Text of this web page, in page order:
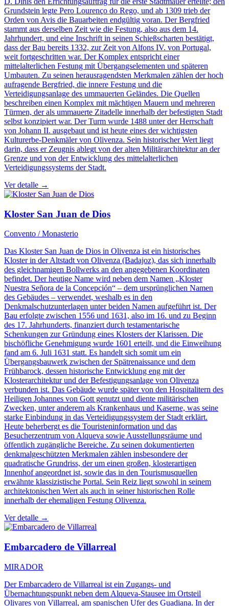
Grundstein legte Pero Lourenço do Rego, und ab 1309 trieb der
Orden von Avis die Bauarbeiten endgültig voran. Der Bergfried
stammt aus derselben Zeit wie die Festung, also aus dem 14.
Jahrhundert, und eine Inschrift in seinen Schießscharten bestätigt,
dass der Bau bereits 1332, zur Zeit von Alfons IV. von Portugal,
weit fortgeschritten war. Der Komplex entspricht einer
mittelalterlichen Festung mit Übergangselementen und späteren
Umbauten. Zu seinen herausragendsten Merkmalen zählen der hoch
aufragende Bergfried, die innere Festung und die
Verteidigungsanlage des ummauerten Geländes. Die Quellen
beschreiben einen Komplex mit mächtigen Mauern und mehreren
Türmen, der als ummauerte Zitadelle innerhalb der befestigten Stadt
selbst konzipiert war. Der Turm wurde 1488 unter der Herrschaft
von Johann II. ausgebaut und ist heute eines der wichtigsten
Kulturerbe-Denkmäler von Olivenza. Sein historischer Wert liegt
darin, dass er Zeugnis ablegt von der alten Militärarchitektur an der
Grenze und von der Entwicklung des mittelalterlichen
Verteidigungssystems der Stadt.
Ver detalle →
Kloster San Juan de Dios
Convento / Monasterio
Das Kloster San Juan de Dios in Olivenza ist ein historisches
Kloster in der Altstadt von Olivenza (Badajoz), das sich innerhalb
des gleichnamigen Bollwerks an den angegebenen Koordinaten
befindet. Der heutige Name wird neben dem Namen „Kloster
Nuestra Señora de la Concepción“ – dem ursprünglichen Namen
des Gebäudes – verwendet, weshalb es in den
Denkmalschutzunterlagen unter beiden Namen aufgeführt ist. Der
Bau erfolgte zwischen 1556 und 1631, also im 16. und zu Beginn
des 17. Jahrhunderts, finanziert durch testamentarische
Schenkungen zur Gründung eines Klosters der Klarissen. Die
bischöfliche Genehmigung wurde 1601 erteilt, und die Einweihung
fand am 6. Juli 1631 statt. Es handelt sich somit um ein
Übergangsbauwerk zwischen der Spätrenaissance und dem
Frühbarock, dessen historische Entwicklung eng mit der
Klosterarchitektur und der Befestigungsanlage von Olivenza
verbunden ist. Das Gebäude wurde später von den Hospitalitern des
Heiligen Johannes von Gott genutzt und diente militärischen
Zwecken, unter anderem als Krankenhaus und Kaserne, was seine
starke Einbindung in das Verteidigungssystem der Stadt erklärt.
Heute beherbergt es die Touristeninformation und das
Besucherzentrum von Alqueva sowie Ausstellungsräume und
öffentlich zugängliche Bereiche. Zu seinen dokumentierten
denkmalgeschützten Merkmalen zählen insbesondere der
quadratische Grundriss, der um einen großen, klosterartigen
Innenhof angeordnet ist, sowie das in den Tourismusquellen
erwähnte klassizistische Portal. Sein Reiz liegt sowohl in seinem
architektonischen Wert als auch in seiner historischen Rolle
innerhalb der ehemaligen Festung Olivenza.
Ver detalle →
Embarcadero de Villarreal
MIRADOR
Der Embarcadero de Villarreal ist ein Zugangs- und
Übernachtungspunkt neben dem Alqueva-Stausee im Ortsteil
Olivares von Villarreal, am spanischen Ufer des Guadiana. In der